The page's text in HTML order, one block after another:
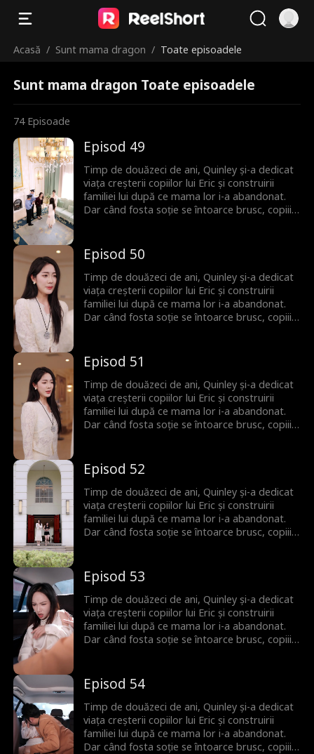
Acasă / Sunt mama dragon / Toate episoadele
Sunt mama dragon Toate episoadele
74 Episoade
Episod 49
Timp de douăzeci de ani, Quinley și-a dedicat
viața creșterii copiilor lui Eric și construirii
familiei lui după ce mama lor i-a abandonat.
Dar când fosta soție se întoarce brusc, copiii îi
decide să plece și să înceapă de la zero. Abia
atunci familia își dă seama că ea era cea care îi
ținea cu adevărat uniți.
Episod 50
Timp de douăzeci de ani, Quinley și-a dedicat
viața creșterii copiilor lui Eric și construirii
familiei lui după ce mama lor i-a abandonat.
Dar când fosta soție se întoarce brusc, copiii îi
decide să plece și să înceapă de la zero. Abia
atunci familia își dă seama că ea era cea care îi
ținea cu adevărat uniți.
Episod 51
Timp de douăzeci de ani, Quinley și-a dedicat
viața creșterii copiilor lui Eric și construirii
familiei lui după ce mama lor i-a abandonat.
Dar când fosta soție se întoarce brusc, copiii îi
decide să plece și să înceapă de la zero. Abia
atunci familia își dă seama că ea era cea care îi
ținea cu adevărat uniți.
Episod 52
Timp de douăzeci de ani, Quinley și-a dedicat
viața creșterii copiilor lui Eric și construirii
familiei lui după ce mama lor i-a abandonat.
Dar când fosta soție se întoarce brusc, copiii îi
decide să plece și să înceapă de la zero. Abia
atunci familia își dă seama că ea era cea care îi
ținea cu adevărat uniți.
Episod 53
Timp de douăzeci de ani, Quinley și-a dedicat
viața creșterii copiilor lui Eric și construirii
familiei lui după ce mama lor i-a abandonat.
Dar când fosta soție se întoarce brusc, copiii îi
decide să plece și să înceapă de la zero. Abia
atunci familia își dă seama că ea era cea care îi
ținea cu adevărat uniți.
Episod 54
Timp de douăzeci de ani, Quinley și-a dedicat
viața creșterii copiilor lui Eric și construirii
familiei lui după ce mama lor i-a abandonat.
Dar când fosta soție se întoarce brusc, copiii îi